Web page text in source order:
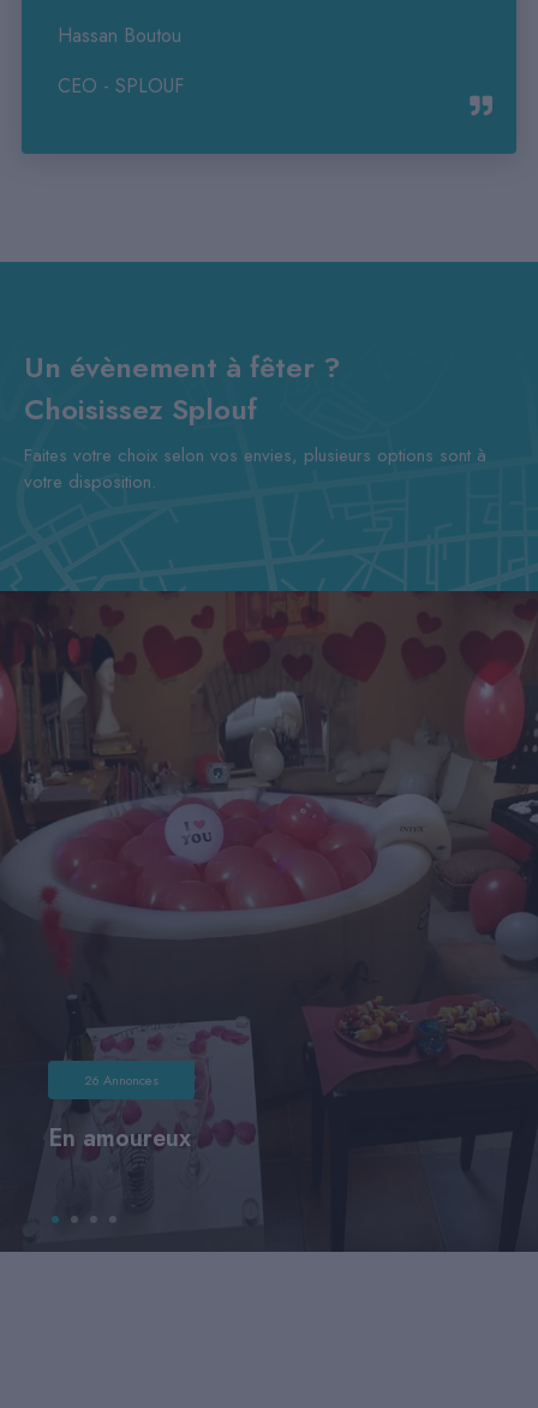
Hassan Boutou
CEO - SPLOUF
Un évènement à fêter ?
Choisissez Splouf
Faites votre choix selon vos envies, plusieurs options sont à
votre disposition.
26 Annonces
En amoureux